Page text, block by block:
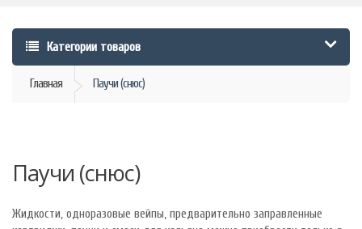
Категории товаров
Главная Паучи (снюс)
Паучи (снюс)
Жидкости, одноразовые вейпы, предварительно заправленные